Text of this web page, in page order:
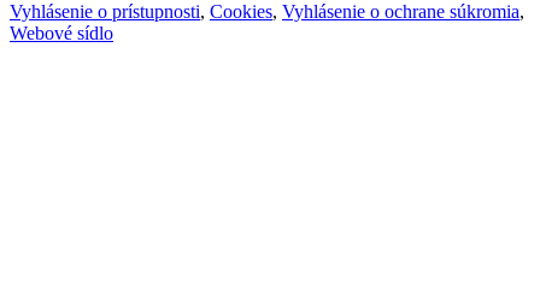
Vyhlásenie o prístupnosti, Cookies, Vyhlásenie o ochrane súkromia,
Webové sídlo